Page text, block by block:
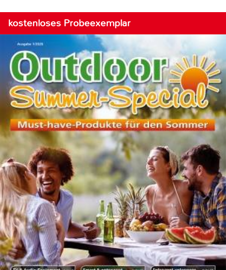
kostenloses Probeexemplar